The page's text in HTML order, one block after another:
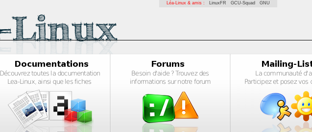
Léa-Linux & amis : LinuxFR GCU-Squad GNU